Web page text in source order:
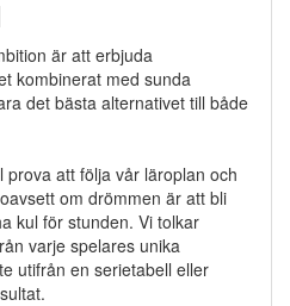
är att erbjuda
kombinerat med sunda
det bästa alternativet till både
prova att följa vår läroplan och
om drömmen är att bli
kul för stunden. Vi tolkar
varje spelares unika
utifrån en serietabell eller